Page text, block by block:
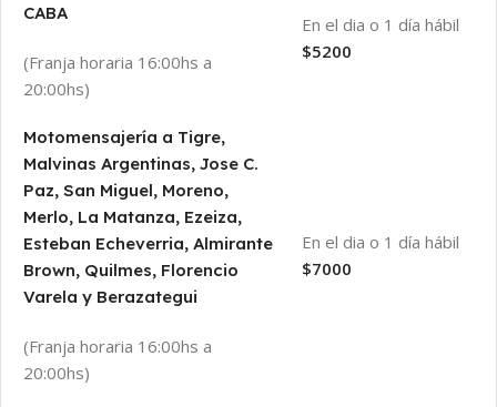
CABA
(Franja horaria 16:00hs a
20:00hs)
En el dia o 1 día hábil
$5200
Motomensajería a Tigre,
Malvinas Argentinas, Jose C.
Paz, San Miguel, Moreno,
Merlo, La Matanza, Ezeiza,
Esteban Echeverria, Almirante
Brown, Quilmes, Florencio
Varela y Berazategui
(Franja horaria 16:00hs a
20:00hs)
En el dia o 1 día hábil
$7000